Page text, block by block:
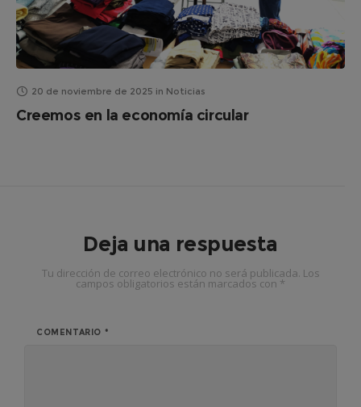
20 de noviembre de 2025 in Noticias
Creemos en la economía circular
Deja una respuesta
Tu dirección de correo electrónico no será publicada. Los
campos obligatorios están marcados con *
COMENTARIO *